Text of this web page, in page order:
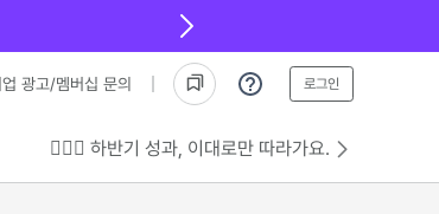
업 광고/멤버십 문의 로그인
💁🏻‍♂️ 하반기 성과, 이대로만 따라가요.